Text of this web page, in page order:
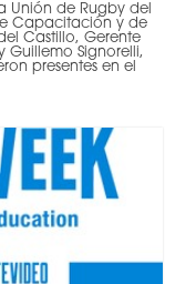
Unión de Rugby del
Capacitación y de
Castillo, Gerente
Guillemo Signorelli,
presentes en el